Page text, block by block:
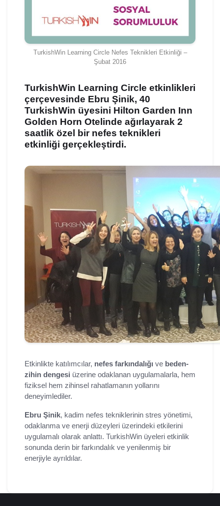
TurkishWin Learning Circle Nefes Teknikleri Etkinliği –
Şubat 2016
TurkishWin Learning Circle etkinlikleri
çerçevesinde Ebru Şinik, 40
TurkishWin üyesini Hilton Garden Inn
Golden Horn Otelinde ağırlayarak 2
saatlik özel bir nefes teknikleri
etkinliği gerçekleştirdi.
Etkinlikte katılımcılar, nefes farkındalığı ve beden-
zihin dengesi üzerine odaklanan uygulamalarla, hem
fiziksel hem zihinsel rahatlamanın yollarını
deneyimlediler.
Ebru Şinik, kadim nefes tekniklerinin stres yönetimi,
odaklanma ve enerji düzeyleri üzerindeki etkilerini
uygulamalı olarak anlattı. TurkishWin üyeleri etkinlik
sonunda derin bir farkındalık ve yenilenmiş bir
enerjiyle ayrıldılar.